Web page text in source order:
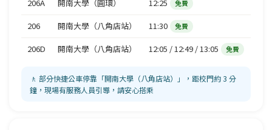
206A 開南大學（圓環） 12:25 免費
206 開南大學（八角店站） 11:30 免費
206D 開南大學（八角店站） 12:05 / 12:49 / 13:05 免費
🚶 部分快捷公車停靠「開南大學（八角店站）」，距校門約 3 分
鐘，現場有服務人員引導，請安心搭乘